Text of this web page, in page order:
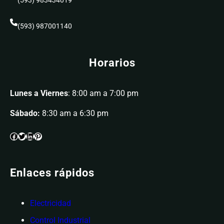
(593) 987001140
Horarios
Lunes a Viernes: 8:00 am a 7:00 pm
Sábado: 8:30 am a 6:30 pm
Enlaces rápidos
Electricidad
Control Industrial